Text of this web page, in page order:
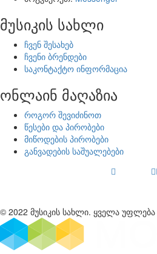
მუსიკის სახლი
ჩვენ შესახებ
ჩვენი ბრენდები
საკონტაქტო ინფორმაცია
ონლაინ მაღაზია
როგორ შევიძინოთ
წესები და პირობები
მიწოდების პირობები
განვადების საშუალებები
© 2022 მუსიკის სახლი. ყველა